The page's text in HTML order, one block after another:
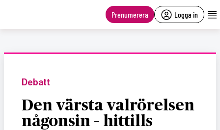
Prenumerera Logga in
Debatt
Den värsta valrörelsen
någonsin – hittills